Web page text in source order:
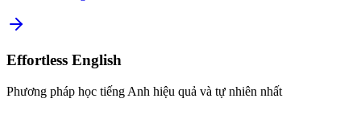
Effortless English
Phương pháp học tiếng Anh hiệu quả và tự nhiên nhất